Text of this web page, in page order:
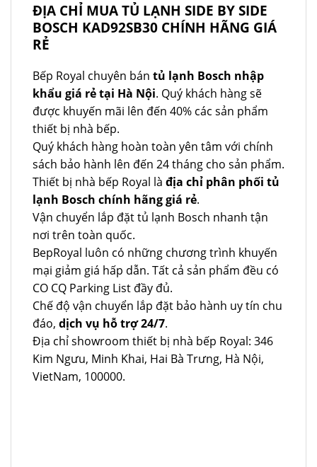
ĐỊA CHỈ MUA TỦ LẠNH SIDE BY SIDE
BOSCH KAD92SB30 CHÍNH HÃNG GIÁ
RẺ
Bếp Royal chuyên bán tủ lạnh Bosch nhập
khẩu giá rẻ tại Hà Nội. Quý khách hàng sẽ
được khuyến mãi lên đến 40% các sản phẩm
thiết bị nhà bếp.
Quý khách hàng hoàn toàn yên tâm với chính
sách bảo hành lên đến 24 tháng cho sản phẩm.
Thiết bị nhà bếp Royal là địa chỉ phân phối tủ
lạnh Bosch chính hãng giá rẻ.
Vận chuyển lắp đặt tủ lạnh Bosch nhanh tận
nơi trên toàn quốc.
BepRoyal luôn có những chương trình khuyến
mại giảm giá hấp dẫn. Tất cả sản phẩm đều có
CO CQ Parking List đầy đủ.
Chế độ vận chuyển lắp đặt bảo hành uy tín chu
đáo, dịch vụ hỗ trợ 24/7.
Địa chỉ showroom thiết bị nhà bếp Royal: 346
Kim Ngưu, Minh Khai, Hai Bà Trưng, Hà Nội,
VietNam, 100000.